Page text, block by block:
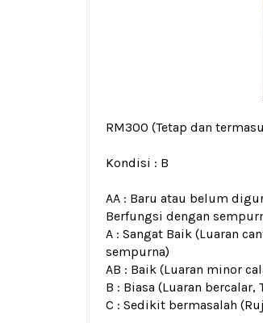
RM300 (Tetap dan
Kondisi : B
AA : Baru atau belum
Berfungsi dengan
A : Sangat Baik (Luaran
sempurna)
AB : Baik (Luaran minor
B : Biasa (Luaran
C : Sedikit bermasalah